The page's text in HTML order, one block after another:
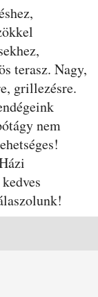
terasz. Nagy,
grillezésre.
nem